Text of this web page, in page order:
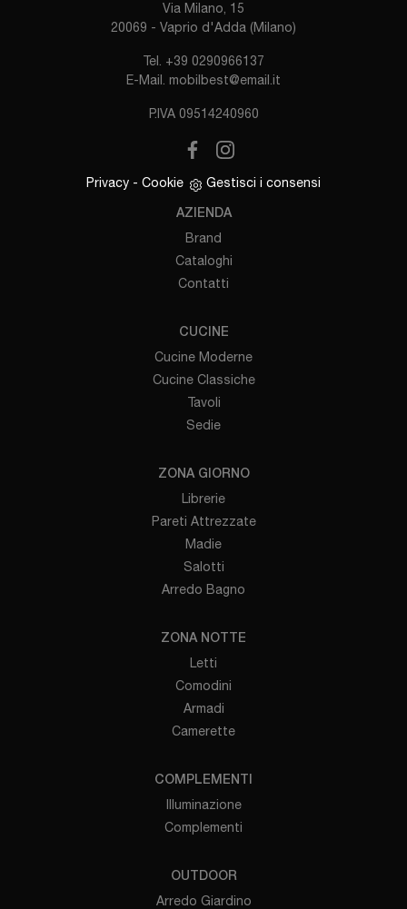
Via Milano, 15
20069 - Vaprio d'Adda (Milano)
Tel. +39 0290966137
E-Mail. mobilbest@email.it
P.IVA 09514240960
Privacy - Cookie Gestisci i consensi
AZIENDA
Brand
Cataloghi
Contatti
CUCINE
Cucine Moderne
Cucine Classiche
Tavoli
Sedie
ZONA GIORNO
Librerie
Pareti Attrezzate
Madie
Salotti
Arredo Bagno
ZONA NOTTE
Letti
Comodini
Armadi
Camerette
COMPLEMENTI
Illuminazione
Complementi
OUTDOOR
Arredo Giardino